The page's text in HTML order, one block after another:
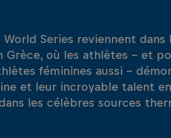
Series reviennent dans
Grèce, où les athlètes - et
féminines aussi -
et leur incroyable talent
les célèbres sources